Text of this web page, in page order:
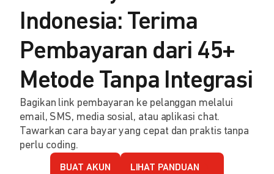
Indonesia: Terima
Pembayaran dari 45+
Metode Tanpa Integrasi
Bagikan link pembayaran ke pelanggan melalui
email, SMS, media sosial, atau aplikasi chat.
Tawarkan cara bayar yang cepat dan praktis tanpa
perlu coding.
BUAT AKUN LIHAT PANDUAN